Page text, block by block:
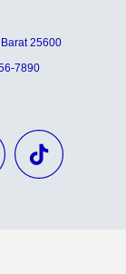
25600
7890